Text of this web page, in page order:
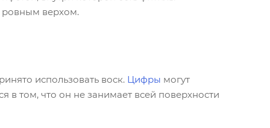
ровным верхом.
использовать воск. Цифры могут
в том, что он не занимает всей поверхности